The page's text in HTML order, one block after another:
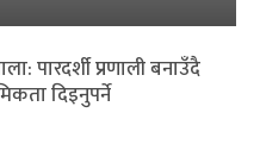
पारदर्शी प्रणाली बनाउँदै
दिइनुपर्ने